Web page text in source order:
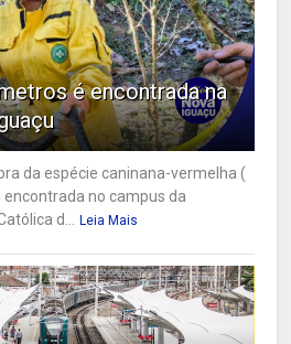
é encontrada na
da espécie caninana-vermelha (
no campus da
d...
Leia Mais